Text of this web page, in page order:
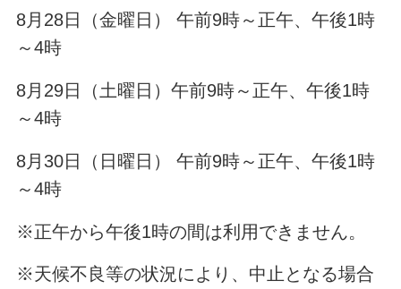
8月28日（金曜日） 午前9時～正午、午後1時
～4時
8月29日（土曜日）午前9時～正午、午後1時
～4時
8月30日（日曜日） 午前9時～正午、午後1時
～4時
※正午から午後1時の間は利用できません。
※天候不良等の状況により、中止となる場合